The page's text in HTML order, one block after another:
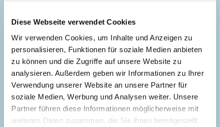
Diese Webseite verwendet Cookies
Wir verwenden Cookies, um Inhalte und Anzeigen zu
personalisieren, Funktionen für soziale Medien anbieten
zu können und die Zugriffe auf unsere Website zu
analysieren. Außerdem geben wir Informationen zu Ihrer
Verwendung unserer Website an unsere Partner für
soziale Medien, Werbung und Analysen weiter. Unsere
Partner führen diese Informationen möglicherweise mit
weiteren Daten zusammen, die Sie ihnen bereitgestellt
Der neue Phantomias mit vereinten Kräften